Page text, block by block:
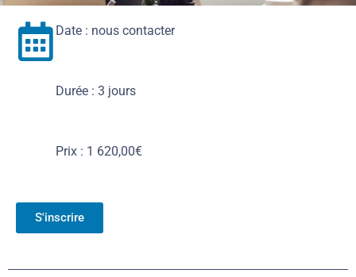
Date : nous contacter
Durée : 3 jours
Prix : 1 620,00€
S'inscrire